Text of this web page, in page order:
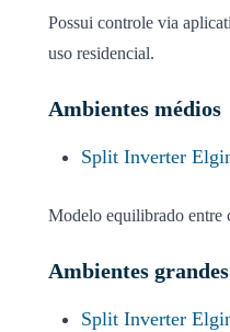
Possui controle via
uso residencial.
Ambientes médios
Split Inverter
Modelo equilibrado entre
Ambientes grandes
Split Inverter